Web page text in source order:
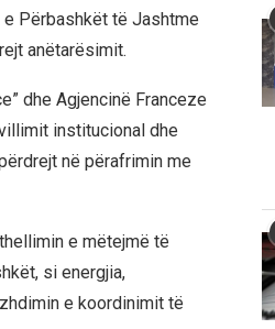
Përbashkët të Jashtme
anëtarësimit.
dhe Agjencinë Franceze
institucional dhe
në përafrimin me
e mëtejmë të
si energjia,
e koordinimit të